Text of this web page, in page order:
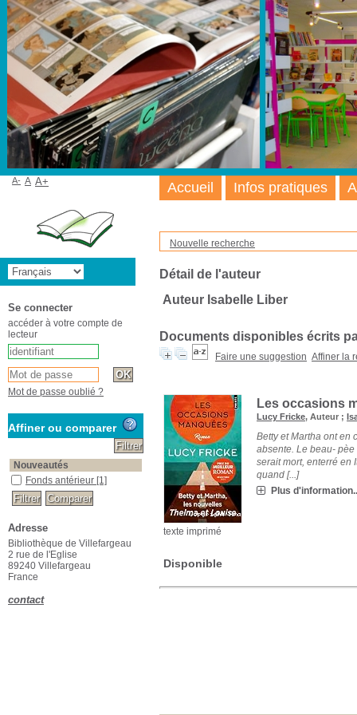
Nouvelle recherche
Détail de l'auteur
Auteur Isabelle Liber
Documents disponibles écrits
Faire une suggestion Affiner la
texte imprimé
Les occasions
Lucy Fricke, Auteur ;
Betty et Martha ont en
absente. Le beau-
serait mort, enterré en
quand [...]
Plus
Disponible
Accueil Infos pratiques
A- A A+
Se connecter
accéder à votre compte de
lecteur
Mot de passe oublié ?
Affiner ou comparer
Nouveautés
Fonds antérieur [1]
Adresse
Bibliothèque de Villefargeau
2 rue de l'Eglise
89240 Villefargeau
France
contact